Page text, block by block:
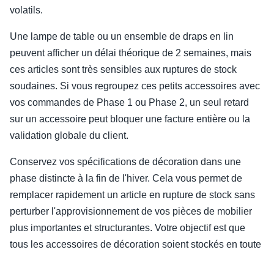
volatils.
Une lampe de table ou un ensemble de draps en lin
peuvent afficher un délai théorique de 2 semaines, mais
ces articles sont très sensibles aux ruptures de stock
soudaines. Si vous regroupez ces petits accessoires avec
vos commandes de Phase 1 ou Phase 2, un seul retard
sur un accessoire peut bloquer une facture entière ou la
validation globale du client.
Conservez vos spécifications de décoration dans une
phase distincte à la fin de l'hiver. Cela vous permet de
remplacer rapidement un article en rupture de stock sans
perturber l'approvisionnement de vos pièces de mobilier
plus importantes et structurantes. Votre objectif est que
tous les accessoires de décoration soient stockés en toute